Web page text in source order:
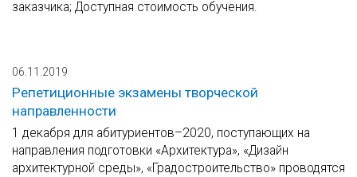
заказчика; Доступная стоимость обучения.
06.11.2019
Репетиционные экзамены творческой
направленности
1 декабря для абитуриентов–2020, поступающих на
направления подготовки «Архитектура», «Дизайн
архитектурной среды», «Градостроительство» проводятся